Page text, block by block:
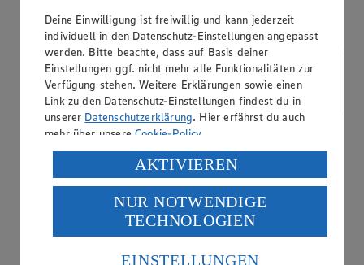
Deine Einwilligung ist freiwillig und kann jederzeit
individuell in den Datenschutz-Einstellungen angepasst
werden. Bitte beachte, dass auf Basis deiner
Einstellungen ggf. nicht mehr alle Funktionalitäten zur
Verfügung stehen. Weitere Erklärungen sowie einen
Link zu den Datenschutz-Einstellungen findest du in
unserer Datenschutzerklärung. Hier erfährst du auch
mehr über unsereCookie-Policy.
Verarbeitung deiner personenbezogenen Daten in den
USA durch Facebook und YouTube:
Wenn du auf „Aktivieren“ klickst, willigst du im Sinne
des Art. 49 Abs. 1 Satz 1 lit. a) DSGVO ein, dass deine
Daten in den USA verarbeitet werden. Der EuGH sieht
die USA als Land mit einem nach europäischen
AKTIVIEREN
NUR NOTWENDIGE
TECHNOLOGIEN
EINSTELLUNGEN